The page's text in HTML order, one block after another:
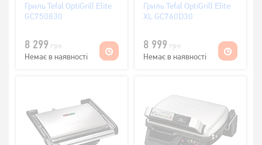
Гриль Tefal OptiGrill Elite
GC750830
8 299
Немає в наявності
Гриль Tefal OptiGrill Elite
XL GC760D30
8 999
Немає в наявності